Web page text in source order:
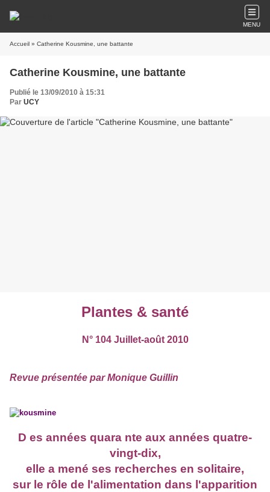
MENU
Accueil » Catherine Kousmine, une battante
Catherine Kousmine, une battante
Publié le 13/09/2010 à 15:31
Par UCY
Plantes & santé
N° 104 Juillet-août 2010
Revue présentée par Monique Guillin
D es années quara nte aux années quatre-
vingt-dix,
elle a mené ses recherches en solitaire,
sur le rôle de l'alimentation dans l'apparition